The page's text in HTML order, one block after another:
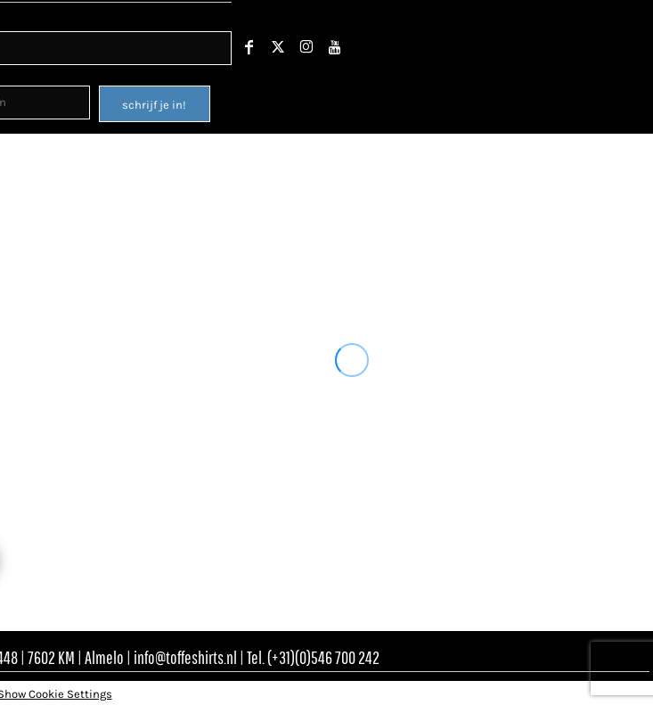
schrijf je in!
| 7602 KM | Almelo | info@toffeshirts.nl | Tel. (+31)(0)546 700 242
Cookie Settings